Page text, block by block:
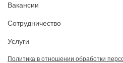
Вакансии
Сотрудничество
Услуги
Политика в отношении обработки